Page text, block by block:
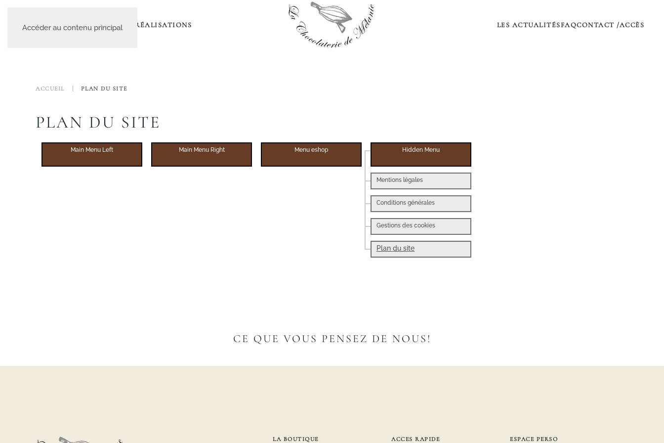
Accéder au contenu principal
A PROPOSLE CATALOGUENOS RÉALISATIONS LES ACTUALITÉSFAQCONTACT /ACCÈS
ACCUEIL PLAN DU SITE
PLAN DU SITE
Main Menu Left Main Menu Right Menu eshop Hidden Menu
Mentions légales
Conditions générales
Gestions des cookies
Plan du site
CE QUE VOUS PENSEZ DE NOUS!
LA BOUTIQUE ACCES RAPIDE ESPACE PERSO